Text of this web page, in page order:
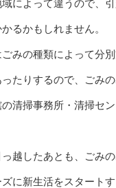
によって違うので、
るかもしれません。
みの種類によって分
たりするので、ごみ
清掃事務所・清掃セ
越したあとも、ごみ
に新生活をスタート